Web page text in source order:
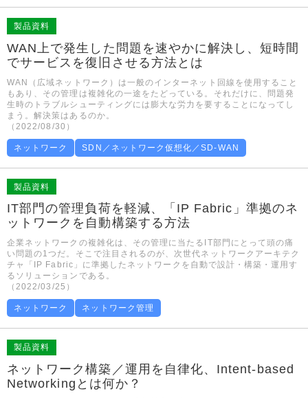
製品資料
WAN上で発生した問題を速やかに解決し、短時間
でサービスを復旧させる方法とは
WAN（広域ネットワーク）は一般のインターネット回線を使用すること
もあり、その管理は複雑化の一途をたどっている。それだけに、問題発
生時のトラブルシューティングには膨大な労力を要することになってし
まう。解決策はあるのか。
（2022/08/30）
ネットワーク SDN／ネットワーク仮想化／SD-WAN
製品資料
IT部門の管理負荷を軽減、「IP Fabric」準拠のネ
ットワークを自動構築する方法
企業ネットワークの複雑化は、その管理に当たるIT部門にとって頭の痛
い問題の1つだ。そこで注目されるのが、次世代ネットワークアーキテク
チャ「IP Fabric」に準拠したネットワークを自動で設計・構築・運用す
るソリューションである。
（2022/03/25）
ネットワーク ネットワーク管理
製品資料
ネットワーク構築／運用を自律化、Intent-based
Networkingとは何か？